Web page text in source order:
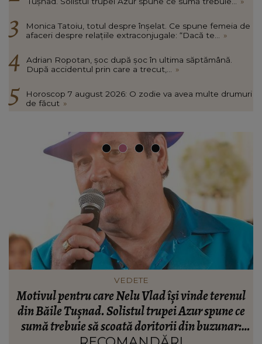
Monica Tatoiu, totul despre înșelat. Ce spune femeia de
afaceri despre relațiile extraconjugale: “Dacă te...
»
Adrian Ropotan, șoc după șoc în ultima săptămână.
După accidentul prin care a trecut,...
»
Horoscop 7 august 2026: O zodie va avea multe drumuri
de făcut »
VEDETE
Monica Tatoiu, totul despre înșelat. Ce spune
femeia de afaceri despre relațiile extraconjugale:
“Dacă te prinde, nu recunoști!”